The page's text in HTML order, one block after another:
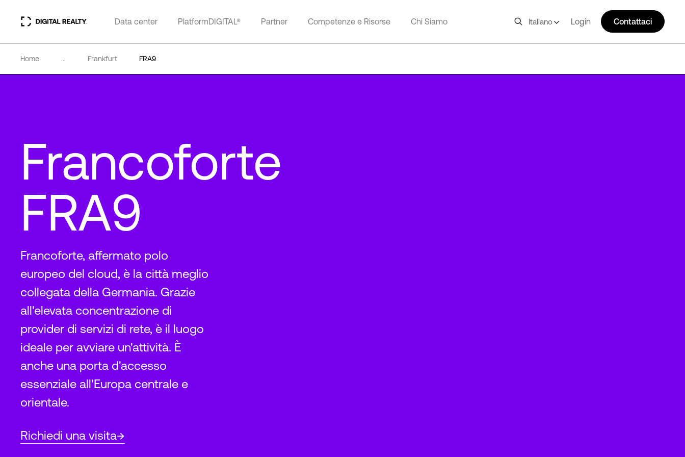
Data center PlatformDIGITAL® Partner Competenze e Risorse Chi Siamo Italiano Login Contattaci
Home ... Frankfurt FRA9
Francoforte
FRA9
Francoforte, affermato polo
europeo del cloud, è la città meglio
collegata della Germania. Grazie
all'elevata concentrazione di
provider di servizi di rete, è il luogo
ideale per avviare un'attività. È
anche una porta d'accesso
essenziale all'Europa centrale e
orientale.
Richiedi una visita
FRA9